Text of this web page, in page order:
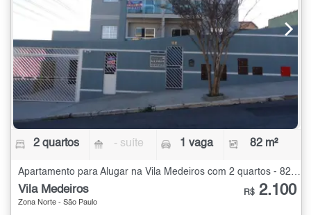
2 quartos - suíte 1 vaga 82 m²
Apartamento para Alugar na Vila Medeiros com 2 quartos - 82 m²
Vila Medeiros
Zona Norte - São Paulo
R$ 2.100